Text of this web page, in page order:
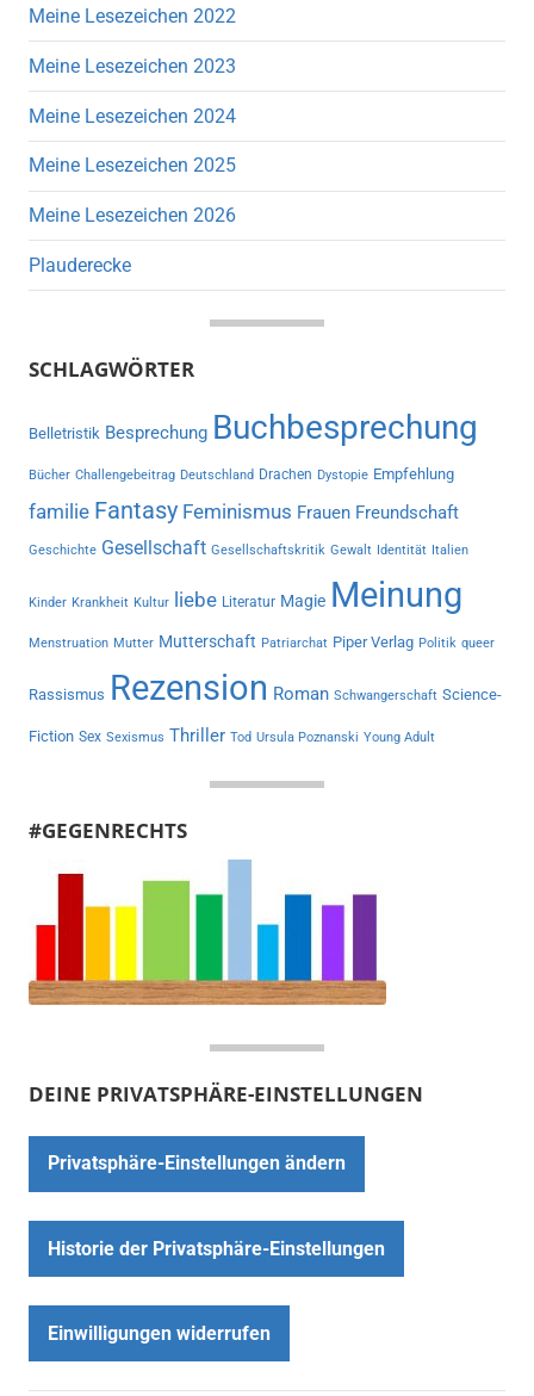
Meine Lesezeichen 2022
Meine Lesezeichen 2023
Meine Lesezeichen 2024
Meine Lesezeichen 2025
Meine Lesezeichen 2026
Plauderecke
SCHLAGWÖRTER
Belletristik Besprechung Buchbesprechung
Bücher Challengebeitrag Deutschland Drachen Dystopie Empfehlung
familie Fantasy Feminismus Frauen Freundschaft
Geschichte Gesellschaft Gesellschaftskritik Gewalt Identität Italien
Kinder Krankheit Kultur liebe Literatur Magie Meinung
Menstruation Mutter Mutterschaft Patriarchat Piper Verlag Politik queer
Rassismus Rezension Roman Schwangerschaft Science-
Fiction Sex Sexismus Thriller Tod Ursula Poznanski Young Adult
#GEGENRECHTS
DEINE PRIVATSPHÄRE-EINSTELLUNGEN
Privatsphäre-Einstellungen ändern
Historie der Privatsphäre-Einstellungen
Einwilligungen widerrufen